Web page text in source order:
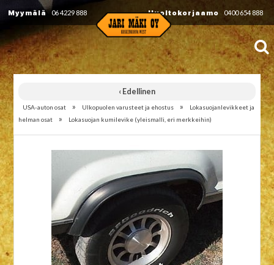
Myymälä 06 4229 888 Huoltokorjaamo 0400 654 888
‹ Edellinen
USA-auton osat » Ulkopuolen varusteet ja ehostus »
Lokasuojanlevikkeet ja
helman osat
» Lokasuojan kumilevike (yleismalli, eri merkkeihin)